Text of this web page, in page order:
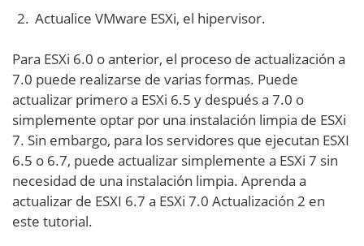
Actualice VMware ESXi, el hipervisor.
Para ESXi 6.0 o anterior, el proceso de actualización a
7.0 puede realizarse de varias formas. Puede
actualizar primero a ESXi 6.5 y después a 7.0 o
simplemente optar por una instalación limpia de ESXi
7. Sin embargo, para los servidores que ejecutan ESXI
6.5 o 6.7, puede actualizar simplemente a ESXi 7 sin
necesidad de una instalación limpia. Aprenda a
actualizar de ESXI 6.7 a ESXi 7.0 Actualización 2 en
este tutorial.